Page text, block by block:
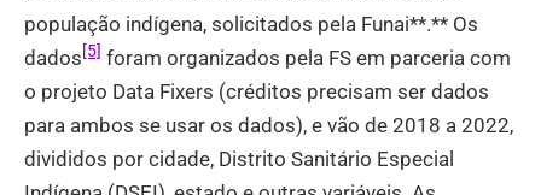
população indígena, solicitados pela Funai**.** Os
dados[5] foram organizados pela FS em parceria com
o projeto Data Fixers (créditos precisam ser dados
para ambos se usar os dados), e vão de 2018 a 2022,
divididos por cidade, Distrito Sanitário Especial